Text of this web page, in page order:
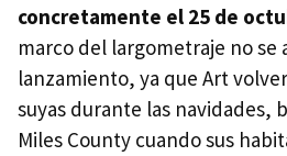
concretamente el 25 de
marco del largometraje no se
lanzamiento, ya que Art
suyas durante las navidades,
Miles County cuando sus